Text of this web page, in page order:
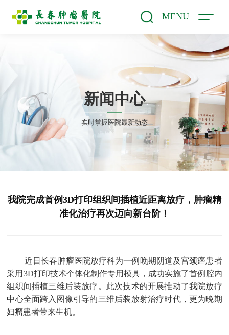
MENU
新闻中心
实时掌握医院最新动态
我院完成首例3D打印组织间插植近距离放疗，肿瘤精
准化治疗再次迈向新台阶！
近日长春肿瘤医院放疗科为一例晚期阴道及宫颈癌患者
采用3D打印技术个体化制作专用模具，成功实施了首例腔内
组织间插植三维后装放疗。此次技术的开展推动了我院放疗
中心全面跨入图像引导的三维后装放射治疗时代，更为晚期
妇瘤患者带来生机。